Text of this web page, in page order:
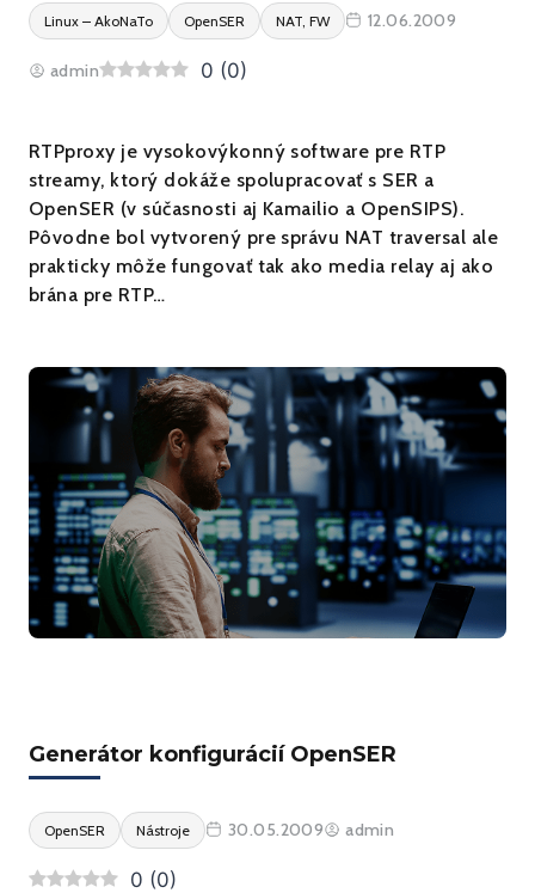
Linux – AkoNaTo OpenSER NAT, FW 12.06.2009
admin 0 (0)
RTPproxy je vysokovýkonný software pre RTP
streamy, ktorý dokáže spolupracovať s SER a
OpenSER (v súčasnosti aj Kamailio a OpenSIPS).
Pôvodne bol vytvorený pre správu NAT traversal ale
prakticky môže fungovať tak ako media relay aj ako
brána pre RTP…
Generátor konfigurácií OpenSER
OpenSER Nástroje 30.05.2009 admin
0 (0)